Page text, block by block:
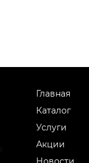
Главная
Каталог
Услуги
Акции